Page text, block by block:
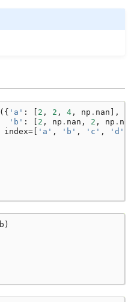
({ 'a' : 2 , 2 , 4 , np . nan ],
'b' : 2 , np . nan , 2 , np . nan
index= 'a' , 'b' , 'c' , 'd'
b )